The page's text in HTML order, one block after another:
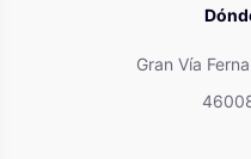
Gran Vía